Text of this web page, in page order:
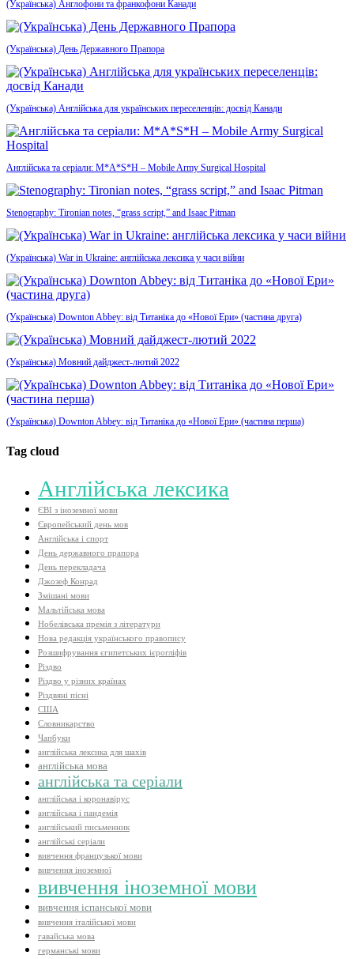
(Українська) Англофони та франкофони Канади
(Українська) День Державного Прапора
(Українська) Англійська для українських переселенців: досвід Канади
Англійська та серіали: M*A*S*H – Mobile Army Surgical Hospital
Stenography: Tironian notes, “grass script,” and Isaac Pitman
(Українська) War in Ukraine: англійська лексика у часи війни
(Українська) Downton Abbey: від Титаніка до «Нової Ери» (частина друга)
(Українська) Мовний дайджест-лютий 2022
(Українська) Downton Abbey: від Титаніка до «Нової Ери» (частина перша)
Tag cloud
Aнглійська лексика
ЄВІ з іноземної мови
Європейський день мов
Англійська і спорт
День державного прапора
День перекладача
Джозеф Конрад
Змішані мови
Мальтійська мова
Нобелівська премія з літератури
Нова редакція українського правопису
Розшифрування єгипетських ієрогліфів
Різдво
Різдво у різних країнах
Різдвяні пісні
США
Словникарство
Чапбуки
англійська лексика для шахів
англійська мова
англійська та серіали
англійська і коронавірус
англійська і пандемія
англійський письменник
англійські серіали
вивчення французької мови
вивчення іноземної
вивчення іноземної мови
вивчення іспанської мови
вивчення італійської мови
гавайська мова
германські мови